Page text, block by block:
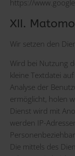
https://
XII. Matomo
Wir setzen den
Wird bei Nutzung
kleine Textdatei
Analyse der
ermöglicht, holen
Dienst wird mit
werden IP-
Die mittels des